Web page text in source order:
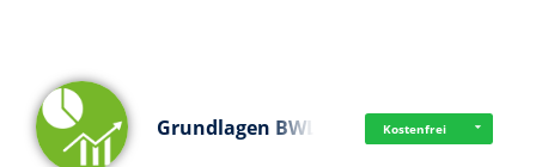
Grundlagen BWL Kostenfrei